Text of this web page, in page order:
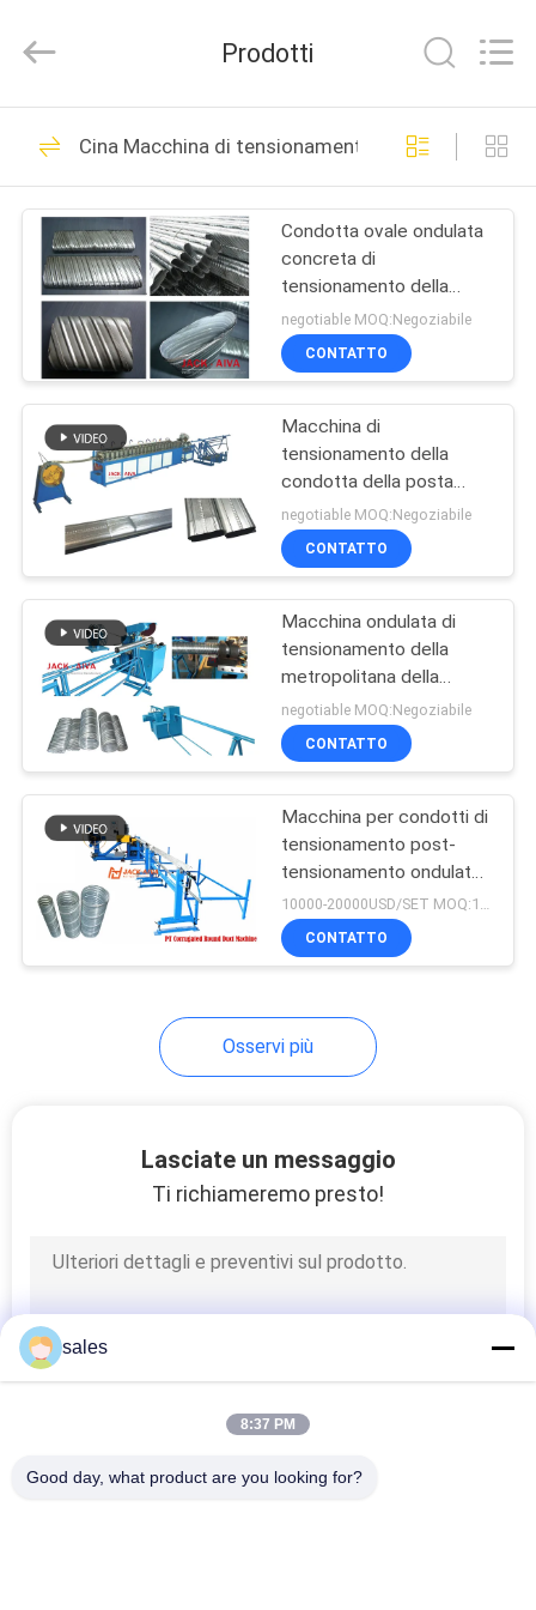
CASA.
PRODOTTI
NOI
VISITA
ALLA
FABBRICA
CONTROLLO
DELLA
QUALITÀ
CONTATTACI
NOTIZIE
CHIEDI UN
PREVENTIVO
MACHINERY
Rights
Macchine per
condotti
14
Macchine per la
fabbricazione di
ammortizzatori per
aria condizionata
12
Macchine per le
flange di condotti
rettangolari
Macchina di
condotta della
4
Macchina flessibile
della condotta
Linea di produzione
Prodotti
Cina Macchina di tensionamento della condotta
Condotta ovale ondulata
concreta di
tensionamento della
macchina della condotta
della posta piana della
condotta
negotiable MOQ:Negoziabile
CONTATTO
Macchina di
tensionamento della
condotta della posta
ovale della condotta per
la condotta piana liscia
negotiable MOQ:Negoziabile
CONTATTO
Macchina ondulata di
tensionamento della
metropolitana della
macchina della condotta
della doppia posta della
serratura
negotiable MOQ:Negoziabile
CONTATTO
Macchina per condotti di
tensionamento post-
tensionamento ondulato
a spirale | PT Tube
Former per calcestruzzo
precompresso
10000-20000USD/SET MOQ:1 insieme
CONTATTO
Osservi più
Lasciate un messaggio
Ti richiameremo presto!
sales
8:37 PM
Good day, what product are you looking for?